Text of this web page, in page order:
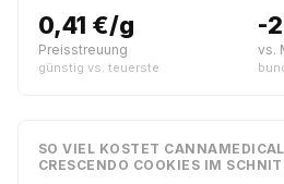
0,41 €/g
Preisstreuung
günstig vs. teuerste
-
vs.
SO VIEL KOSTET
CRESCENDO COOKIES IM